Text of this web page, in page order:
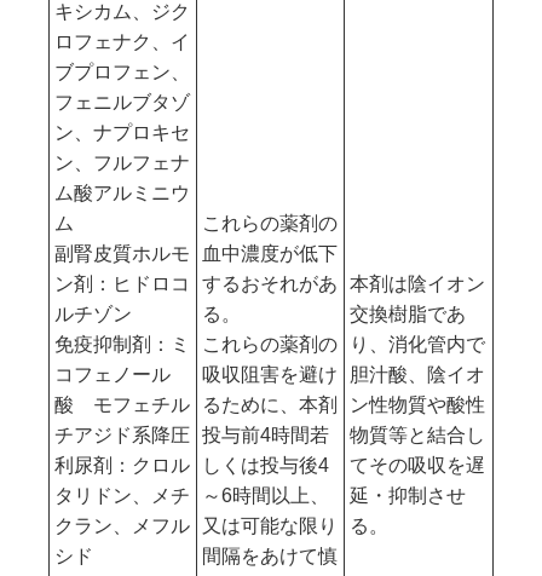
キシカム、ジク
ロフェナク、イ
ブプロフェン、
フェニルブタゾ
ン、ナプロキセ
ン、フルフェナ
ム酸アルミニウ
ム
副腎皮質ホルモ
ン剤：ヒドロコ
ルチゾン
免疫抑制剤：ミ
コフェノール
酸 モフェチル
チアジド系降圧
利尿剤：クロル
タリドン、メチ
クラン、メフル
シド
これらの薬剤の
血中濃度が低下
するおそれがあ
る。
これらの薬剤の
吸収阻害を避け
るために、本剤
投与前4時間若
しくは投与後4
～6時間以上、
又は可能な限り
間隔をあけて慎
本剤は陰イオン
交換樹脂であ
り、消化管内で
胆汁酸、陰イオ
ン性物質や酸性
物質等と結合し
てその吸収を遅
延・抑制させ
る。